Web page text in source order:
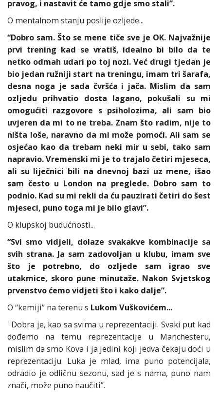
pravog, i nastavit će tamo gdje smo stali”.
O mentalnom stanju poslije ozljede...
“Dobro sam. Što se mene tiče sve je OK. Najvažnije
prvi trening kad se vratiš, idealno bi bilo da te
netko odmah udari po toj nozi. Već drugi tjedan je
bio jedan ružniji start na treningu, imam tri šarafa,
desna noga je sada čvršća i jača. Mislim da sam
ozljedu prihvatio dosta lagano, pokušali su mi
omogućiti razgovore s psiholozima, ali sam bio
uvjeren da mi to ne treba. Znam što radim, nije to
ništa loše, naravno da mi može pomoći. Ali sam se
osjećao kao da trebam neki mir u sebi, tako sam
napravio. Vremenski mi je to trajalo četiri mjeseca,
ali su liječnici bili na dnevnoj bazi uz mene, išao
sam često u London na preglede. Dobro sam to
podnio. Kad su mi rekli da ću pauzirati četiri do šest
mjeseci, puno toga mi je bilo glavi”.
O klupskoj budućnosti...
“Svi smo vidjeli, dolaze svakakve kombinacije sa
svih strana. Ja sam zadovoljan u klubu, imam sve
što je potrebno, do ozljede sam igrao sve
utakmice, skoro pune minutaže. Nakon Svjetskog
prvenstvo ćemo vidjeti što i kako dalje”.
O “kemiji” na terenu s Lukom Vuškovićem...
''Dobra je, kao sa svima u reprezentaciji. Svaki put kad
dođemo na temu reprezentacije u Manchesteru,
mislim da smo Kova i ja jedini koji jedva čekaju doći u
reprezentaciju. Luka je mlad, ima puno potencijala,
odradio je odličnu sezonu, sad je s nama, puno nam
znači, može puno naučiti”.